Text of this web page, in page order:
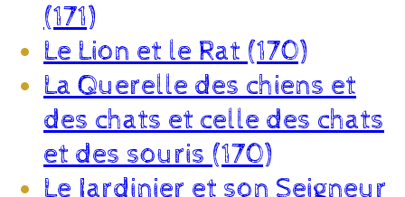
(171)
Le Lion et le Rat (170)
La Querelle des chiens et
des chats et celle des chats
et des souris (170)
Le Jardinier et son Seigneur